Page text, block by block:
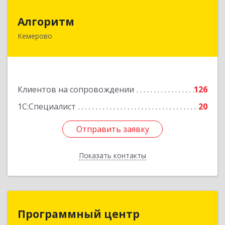
Алгоритм
Кемерово
Клиентов на сопровождении
126
1С:Специалист
20
Отправить заявку
Показать контакты
Отправить заявку
Назад
Программный центр
Программный центр